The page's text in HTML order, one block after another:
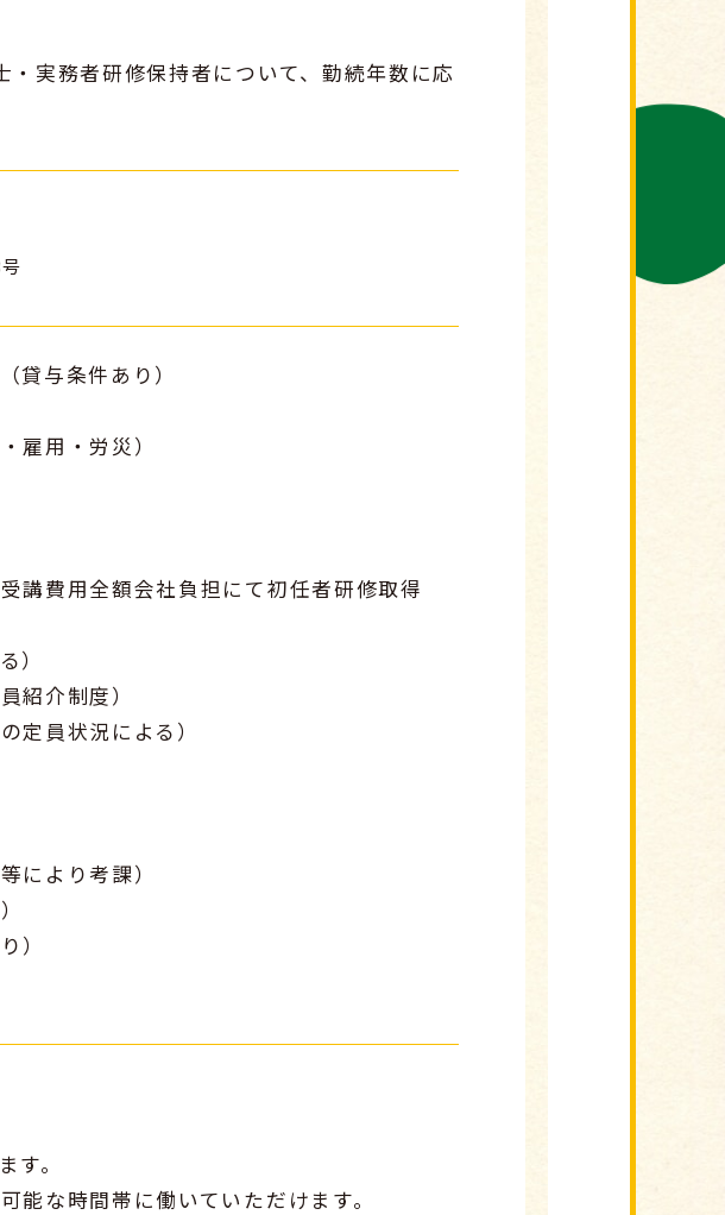
実務者研修保持者について、勤続年数に応
貸与条件あり）
雇用・労災）
講費用全額会社負担にて初任者研修取得
）
紹介制度）
定員状況による）
により考課）
）
す。
能な時間帯に働いていただけます。